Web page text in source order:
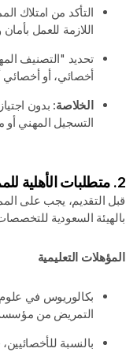
التأكد من امتلاك
اللازمة للعمل بأمان
تحديد "التصنيف
أخصائي، أو أخصائي
الخلاصة: بدون
التسجيل المهني أو
2. متطلبات الأهلية للممرضين
قبل التقديم، يجب على
بالهيئة السعودية
المؤهلات التعليمية
التمريض من
بالنسبة